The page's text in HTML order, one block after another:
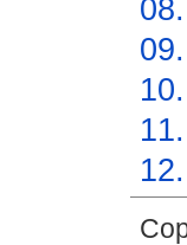
08.
09.
10.
11.
12.